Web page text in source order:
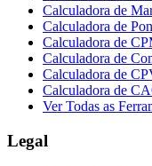
Calculadora de
Calculadora de
Calculadora de
Calculadora de
Calculadora de
Calculadora de
Ver Todas as
Legal